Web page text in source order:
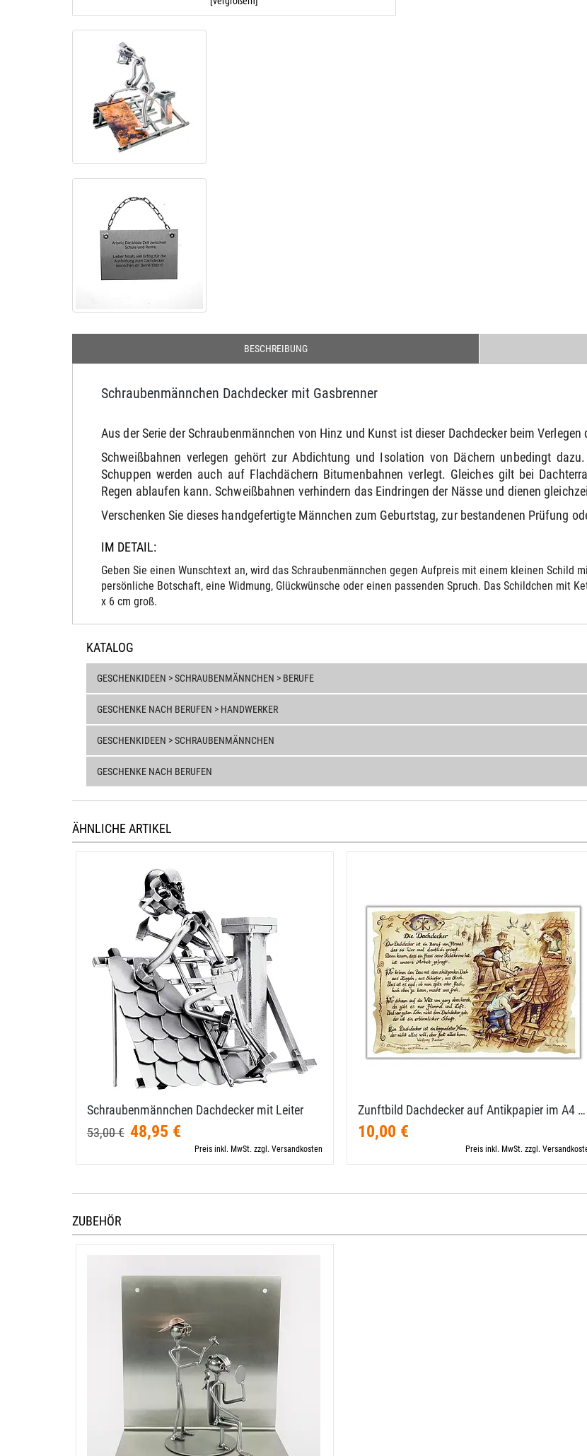
BESCHREIBUNG
Schraubenmännchen Dachdecker mit Gasbrenner
Aus der Serie der Schraubenmännchen von Hinz und Kunst ist dieser Dachdecker beim
Schweißbahnen verlegen gehört zur Abdichtung und Isolation von Dächern unbedingt
Schuppen werden auch auf Flachdächern Bitumenbahnen verlegt. Gleiches gilt bei
Regen ablaufen kann. Schweißbahnen verhindern das Eindringen der Nässe und dienen
Verschenken Sie dieses handgefertigte Männchen zum Geburtstag, zur bestandenen Prüfung
IM DETAIL:
Geben Sie einen Wunschtext an, wird das Schraubenmännchen gegen Aufpreis mit einem kleinen
persönliche Botschaft, eine Widmung, Glückwünsche oder einen passenden Spruch. Das Schildchen mit
x 6 cm groß.
KATALOG
GESCHENKIDEEN > SCHRAUBENMÄNNCHEN > BERUFE
GESCHENKE NACH BERUFEN > HANDWERKER
GESCHENKIDEEN > SCHRAUBENMÄNNCHEN
GESCHENKE NACH BERUFEN
ÄHNLICHE ARTIKEL
Schraubenmännchen Dachdecker mit Leiter
53,00 € 48,95 €
Preis inkl. MwSt. zzgl. Versandkosten
Zunftbild Dachdecker auf Antikpapier im A4 …
10,00 €
Preis inkl. MwSt. zzgl.
ZUBEHÖR